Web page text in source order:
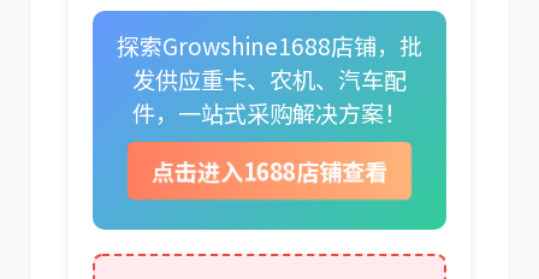
卡尔玛 杰西博
探索Growshine1688店铺，批
发供应重卡、农机、汽车配
件，一站式采购解决方案！
点击进入1688店铺查看